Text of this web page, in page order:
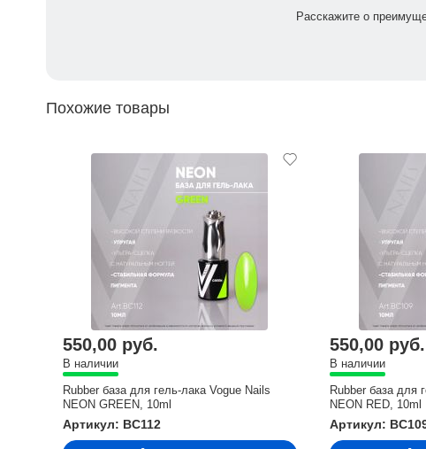
Расскажите о
Похожие товары
550,00 руб.
В наличии
Rubber база для гель-лака Vogue Nails
NEON GREEN, 10ml
Артикул: BC112
550,00 руб.
В наличии
Rubber база для
NEON RED, 10ml
Артикул: